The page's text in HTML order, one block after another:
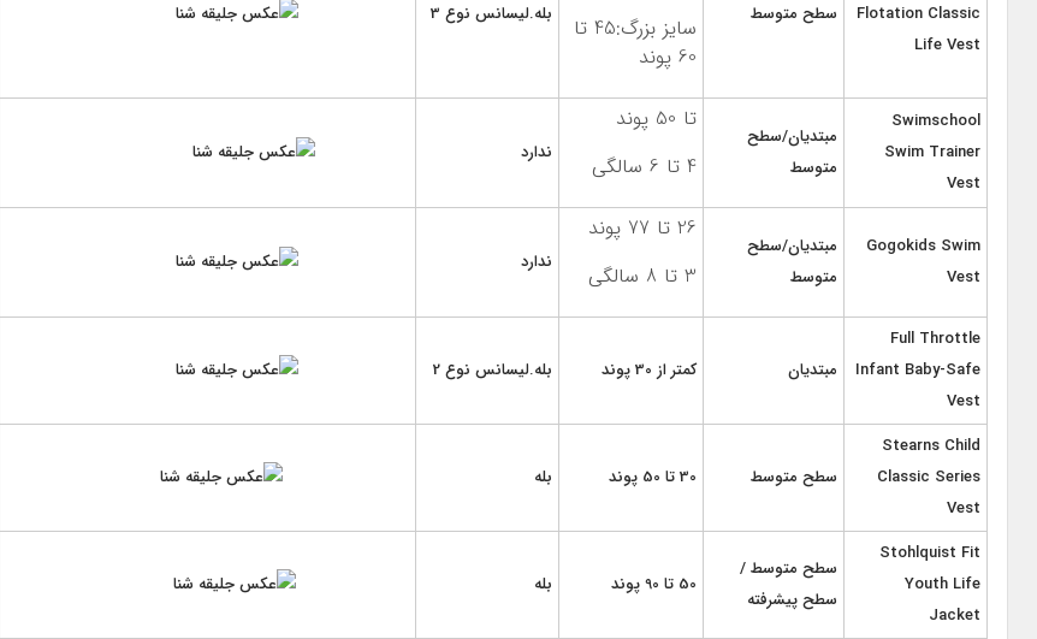
Flotation Classic
Life Vest
سطح متوسط
سایز بزرگ:45 تا
60 پوند
بله.لیسانس نوع 3
Swimschool
Swim Trainer
Vest
مبتدیان/سطح
متوسط
تا 50 پوند
4 تا 6 سالگی
ندارد
Gogokids Swim
Vest
مبتدیان/سطح
متوسط
26 تا 77 پوند
3 تا 8 سالگی
ندارد
Full Throttle
Infant Baby-Safe
Vest
مبتدیان کمتر از 30 پوند بله.لیسانس نوع 2
Stearns Child
Classic Series
Vest
سطح متوسط 30 تا 50 پوند بله
Stohlquist Fit
Youth Life
Jacket
سطح متوسط /
سطح پیشرفته
50 تا 90 پوند بله